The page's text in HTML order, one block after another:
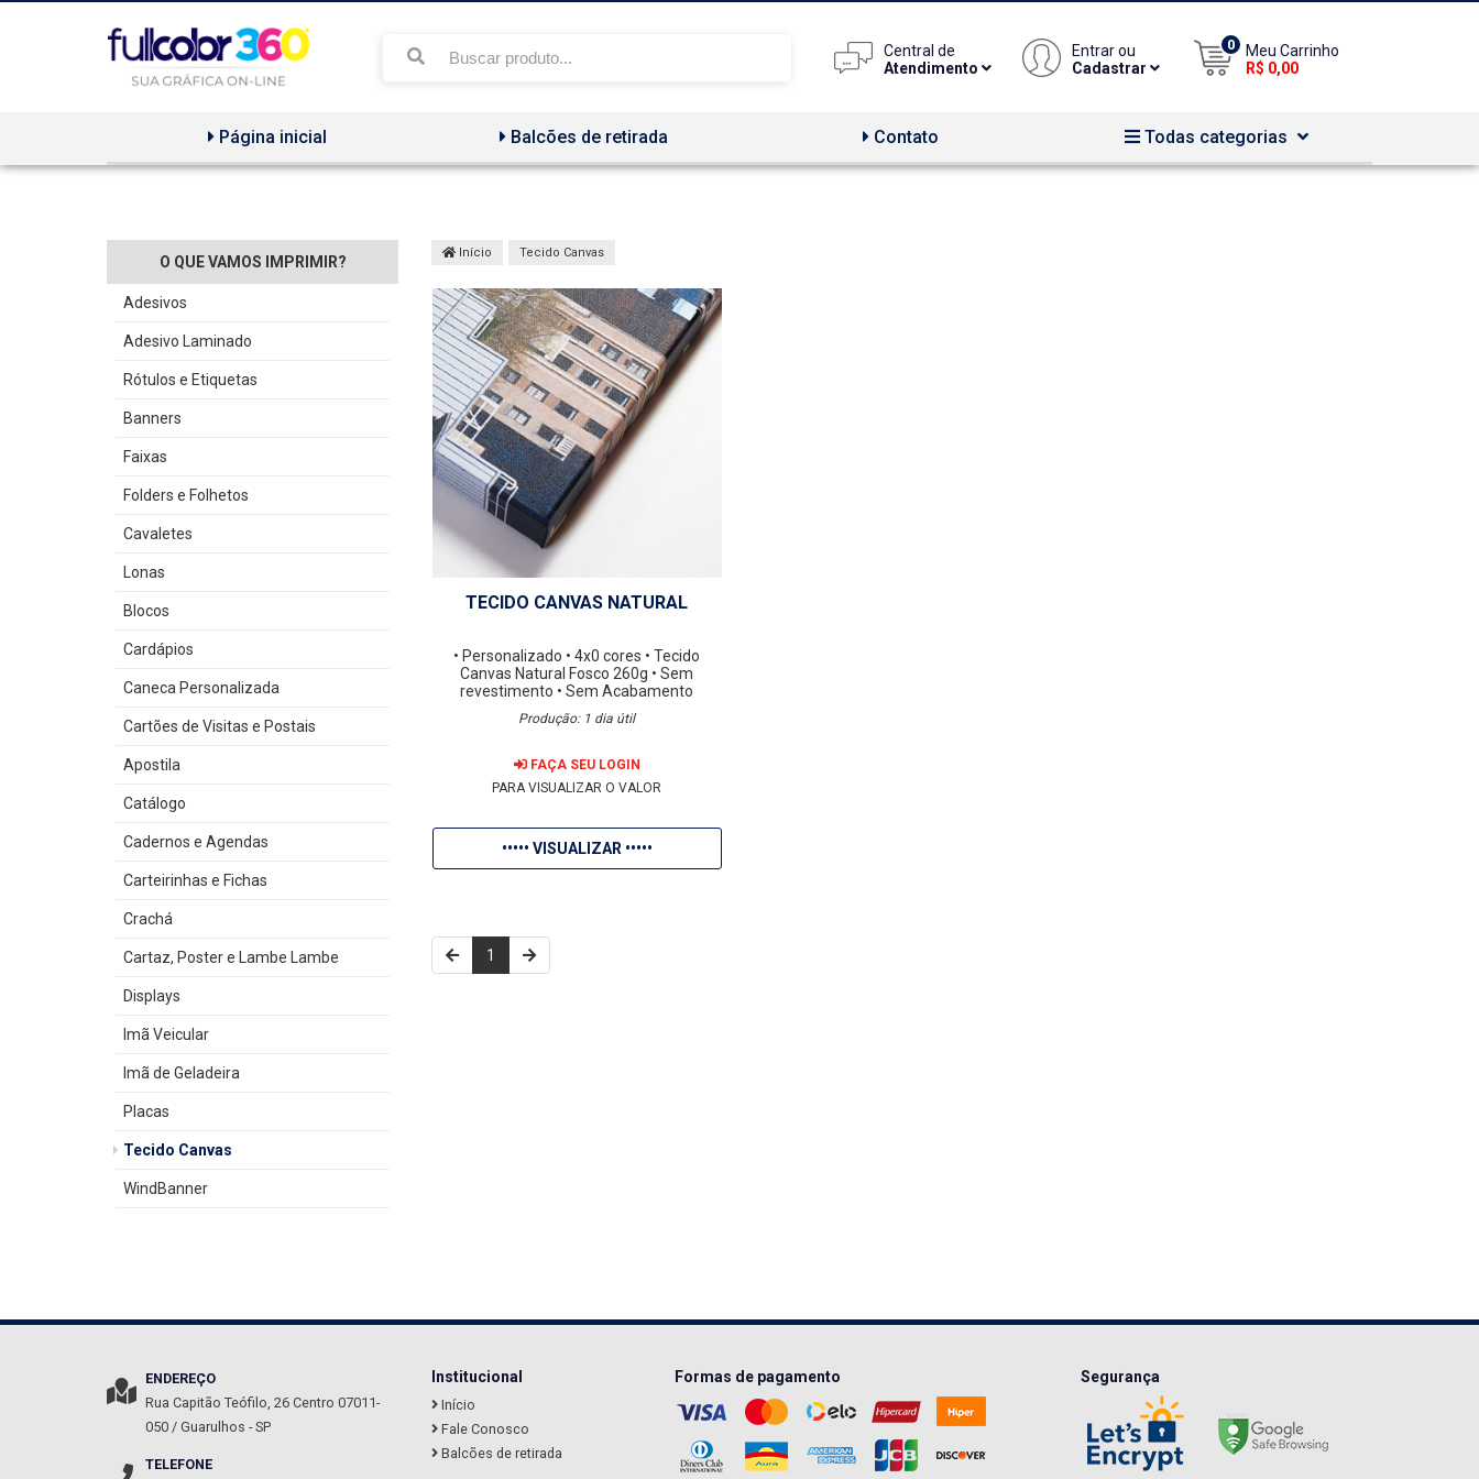
Central de
Atendimento
Entrar ou
Cadastrar
0
Meu Carrinho
R$ 0,00
Página inicial Balcões de retirada Contato Todas categorias
O QUE VAMOS IMPRIMIR?
Adesivos
Adesivo Laminado
Rótulos e Etiquetas
Banners
Faixas
Folders e Folhetos
Cavaletes
Lonas
Blocos
Cardápios
Caneca Personalizada
Cartões de Visitas e Postais
Apostila
Catálogo
Cadernos e Agendas
Carteirinhas e Fichas
Crachá
Cartaz, Poster e Lambe Lambe
Displays
Imã Veicular
Imã de Geladeira
Placas
Tecido Canvas
WindBanner
Início Tecido Canvas
TECIDO CANVAS NATURAL
• Personalizado • 4x0 cores • Tecido
Canvas Natural Fosco 260g • Sem
revestimento • Sem Acabamento
Produção: 1 dia útil
FAÇA SEU LOGIN
PARA VISUALIZAR O VALOR
••••• VISUALIZAR •••••
1
ENDEREÇO
Rua Capitão Teófilo, 26 Centro 07011-
050 / Guarulhos - SP
TELEFONE
Institucional
Início
Fale Conosco
Balcões de retirada
Formas de pagamento Segurança